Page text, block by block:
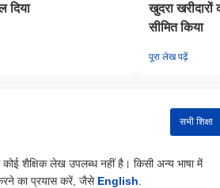
दिया
खुदरा
सीमित किया
पूरा लेख पढ़ें
सभी शिक्षा
कोई शैक्षिक लेख उपलब्ध नहीं है। किसी अन्य भाषा में
का प्रयास करें, जैसे English